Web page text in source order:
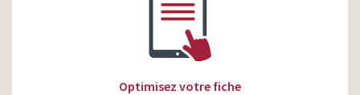
Optimisez votre fiche